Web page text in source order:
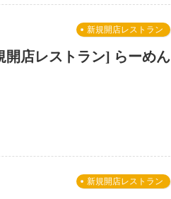
新規開店レストラン
開店レストラン] らーめん
新規開店レストラン